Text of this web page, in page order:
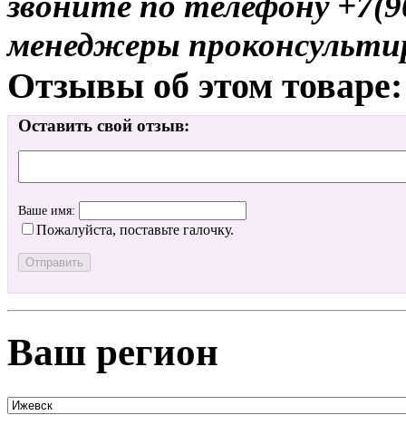
менеджеры
Отзывы об этом товаре:
Оставить свой отзыв:
Ваше имя:
Пожалуйста, поставьте галочку.
Ваш регион